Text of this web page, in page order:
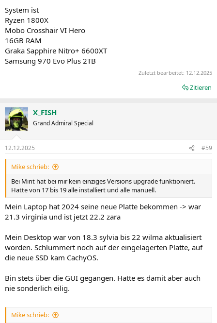
System ist
Ryzen 1800X
Mobo Crosshair VI Hero
16GB RAM
Graka Sapphire Nitro+ 6600XT
Samsung 970 Evo Plus 2TB
Zuletzt bearbeitet: 12.12.2025
Zitieren
X_FISH
Grand Admiral Special
12.12.2025 #59
Mike schrieb:
Bei Mint hat bei mir kein einziges Versions upgrade funktioniert.
Hatte von 17 bis 19 alle installiert und alle manuell.
Mein Laptop hat 2024 seine neue Platte bekommen -> war
21.3 virginia und ist jetzt 22.2 zara
Mein Desktop war von 18.3 sylvia bis 22 wilma aktualisiert
worden. Schlummert noch auf der eingelagerten Platte, auf
die neue SSD kam CachyOS.
Bin stets über die GUI gegangen. Hatte es damit aber auch
nie sonderlich eilig.
Mike schrieb: